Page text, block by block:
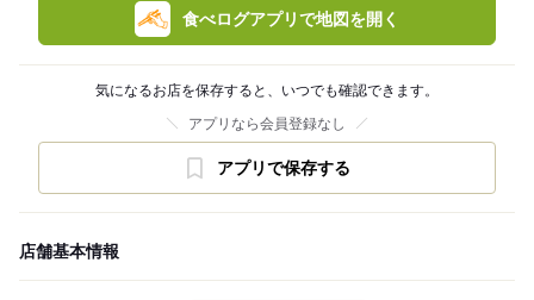
食べログアプリで地図を開く
気になるお店を保存すると、いつでも確認できます。
アプリなら会員登録なし
アプリで保存する
店舗基本情報